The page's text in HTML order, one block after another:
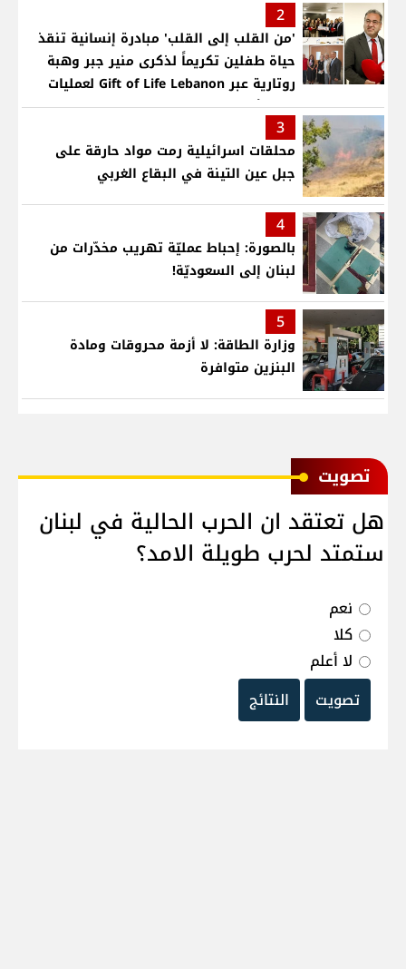
2
'من القلب إلى القلب' مبادرة إنسانية تنقذ
حياة طفلين تكريماً لذكرى منير جبر وهبة
روتارية عبر Gift of Life Lebanon لعمليات
قلب لأطفال في مستشفى حمود الجامعي
3
محلقات اسرائيلية رمت مواد حارقة على
جبل عين التينة في البقاع الغربي
4
بالصورة: إحباط عمليّة تهريب مخدّرات من
لبنان إلى السعوديّة!
5
وزارة الطاقة: لا أزمة محروقات ومادة
البنزين متوافرة
ﺗﺼﻮﻳﺖ
هل تعتقد ان الحرب الحالية في لبنان
ستمتد لحرب طويلة الامد؟
نعم
كلا
لا أعلم
تصويت
النتائج